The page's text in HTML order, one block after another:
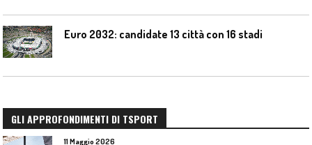
Euro 2032: candidate 13 città con 16 stadi
GLI APPROFONDIMENTI DI TSPORT
11 Maggio 2026